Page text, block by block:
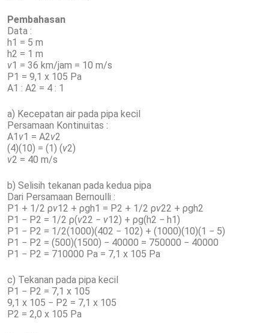
Pembahasan
Data :
h1 = 5 m
h2 = 1 m
v1 = 36 km/jam = 10 m/s
P1 = 9,1 x 105 Pa
A1 : A2 = 4 : 1
a) Kecepatan air pada pipa kecil
Persamaan Kontinuitas :
A1 v1 = A2v2
(4)(10) = (1) (v2)
v2 = 40 m/s
b) Selisih tekanan pada kedua pipa
Dari Persamaan Bernoulli :
P1 + 1/2 ρv12 + ρgh1 = P2 + 1/2 ρv22 + ρgh2
P1 − P2 = 1/2 ρ(v22 − v12) + ρg(h2 − h1)
P1 − P2 = 1/2(1000)(402 − 102) + (1000)(10)(1 − 5)
P1 − P2 = (500)(1500) − 40000 = 750000 − 40000
P1 − P2 = 710000 Pa = 7,1 x 105 Pa
c) Tekanan pada pipa kecil
P1 − P2 = 7,1 x 105
9,1 x 105 − P2 = 7,1 x 105
P2 = 2,0 x 105 Pa